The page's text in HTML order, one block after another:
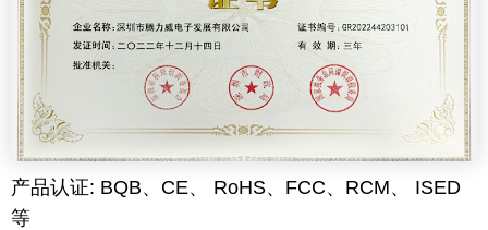
产品认证: BQB、CE、 RoHS、FCC、RCM、 ISED
等